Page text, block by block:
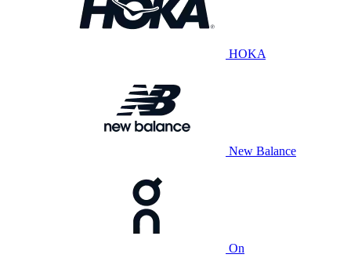
HOKA
New Balance
On